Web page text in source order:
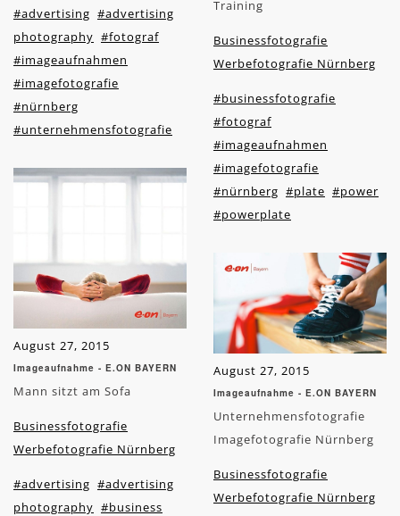
#advertising #advertising
photography #fotograf
#imageaufnahmen
#imagefotografie
#nürnberg
#unternehmensfotografie
August 27, 2015
Imageaufnahme - E.ON BAYERN
Mann sitzt am Sofa
Businessfotografie
Werbefotografie Nürnberg
#advertising #advertising
photography #business
Training
Businessfotografie
Werbefotografie Nürnberg
#businessfotografie
#fotograf
#imageaufnahmen
#imagefotografie
#nürnberg #plate #power
#powerplate
August 27, 2015
Imageaufnahme - E.ON BAYERN
Unternehmensfotografie
Imagefotografie Nürnberg
Businessfotografie
Werbefotografie Nürnberg